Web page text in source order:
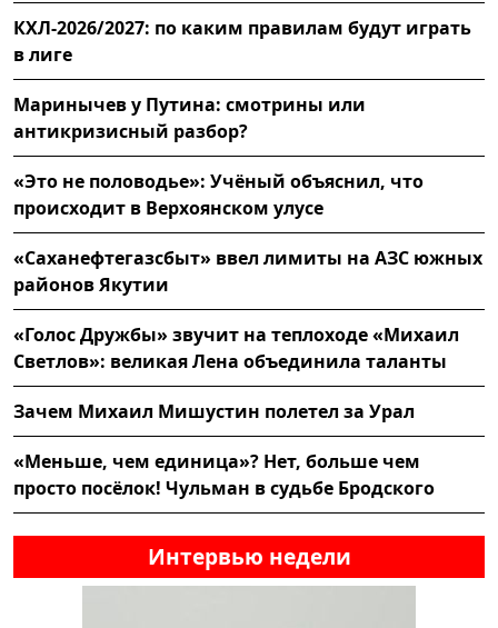
КХЛ-2026/2027: по каким правилам будут играть
в лиге
Маринычев у Путина: смотрины или
антикризисный разбор?
«Это не половодье»: Учёный объяснил, что
происходит в Верхоянском улусе
«Саханефтегазсбыт» ввел лимиты на АЗС южных
районов Якутии
«Голос Дружбы» звучит на теплоходе «Михаил
Светлов»: великая Лена объединила таланты
Зачем Михаил Мишустин полетел за Урал
«Меньше, чем единица»? Нет, больше чем
просто посёлок! Чульман в судьбе Бродского
Интервью недели